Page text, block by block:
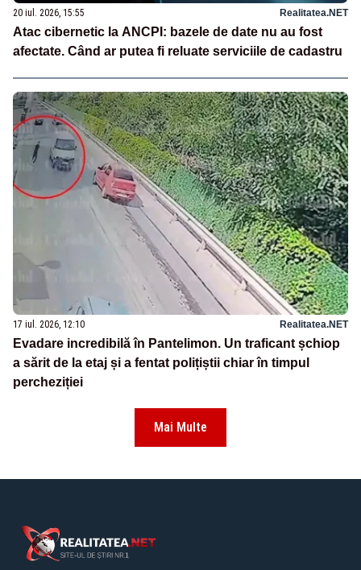
20 iul. 2026, 15:55 Realitatea.NET
Atac cibernetic la ANCPI: bazele de date nu au fost
afectate. Când ar putea fi reluate serviciile de cadastru
17 iul. 2026, 12:10 Realitatea.NET
Evadare incredibilă în Pantelimon. Un traficant șchiop
a sărit de la etaj și a fentat polițiștii chiar în timpul
percheziției
Mai Multe